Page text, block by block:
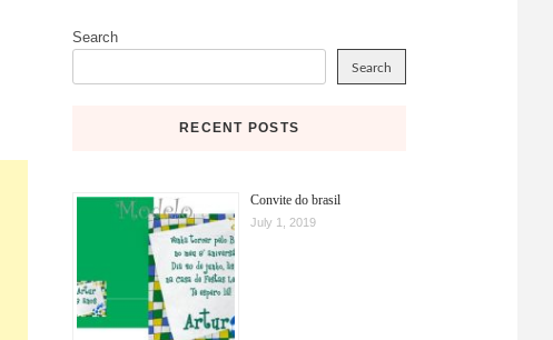
Search
Search
RECENT POSTS
Convite do brasil
July 1, 2019